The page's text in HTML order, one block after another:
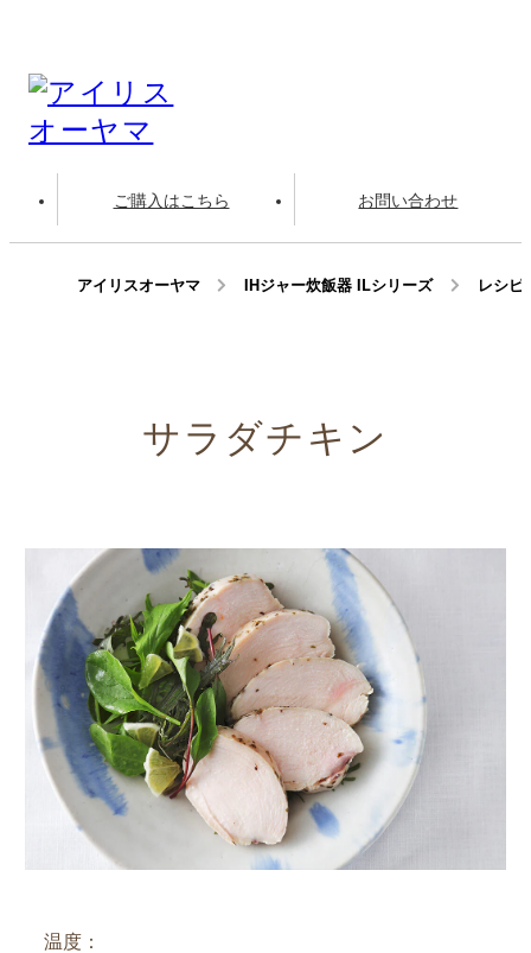
ご購入はこちら お問い合わせ
アイリスオーヤマ IHジャー炊飯器 ILシリーズ レシピ
サラダチキン
温度：